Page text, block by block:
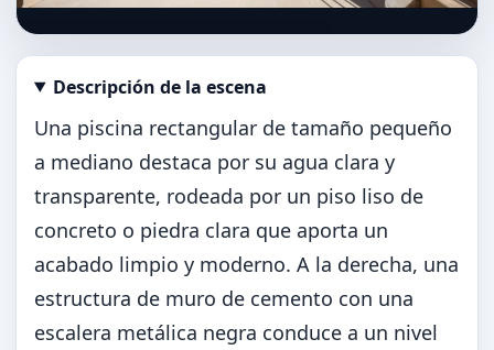
Abrir imagen en tamaño completo
Descripción de la escena
Una piscina rectangular de tamaño pequeño
a mediano destaca por su agua clara y
transparente, rodeada por un piso liso de
concreto o piedra clara que aporta un
acabado limpio y moderno. A la derecha, una
estructura de muro de cemento con una
escalera metálica negra conduce a un nivel